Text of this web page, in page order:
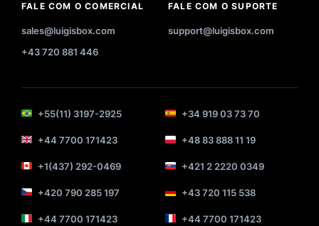
FALE COM O COMERCIAL
sales@luigisbox.com
+43 720 881 446
FALE COM O SUPORTE
support@luigisbox.com
+55(11) 3197-2925 +34 919 03 73 70
+44 7700 171423 +48 83 888 11 19
+1(437) 292-0469 +421 2 2220 0349
+420 790 285 197 +43 720 115 538
+44 7700 171423 +44 7700 171423